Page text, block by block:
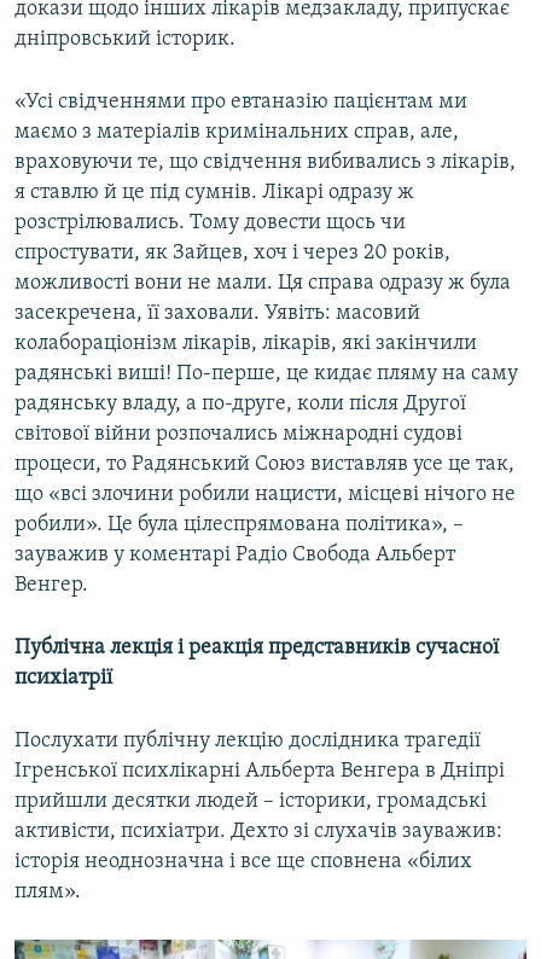
докази щодо інших лікарів медзакладу, припускає
дніпровський історик.
«Усі свідченнями про евтаназію пацієнтам ми
маємо з матеріалів кримінальних справ, але,
враховуючи те, що свідчення вибивались з лікарів,
я ставлю й це під сумнів. Лікарі одразу ж
розстрілювались. Тому довести щось чи
спростувати, як Зайцев, хоч і через 20 років,
можливості вони не мали. Ця справа одразу ж була
засекречена, її заховали. Уявіть: масовий
колабораціонізм лікарів, лікарів, які закінчили
радянські виші! По-перше, це кидає пляму на саму
радянську владу, а по-друге, коли після Другої
світової війни розпочались міжнародні судові
процеси, то Радянський Союз виставляв усе це так,
що «всі злочини робили нацисти, місцеві нічого не
робили». Це була цілеспрямована політика», –
зауважив у коментарі Радіо Свобода Альберт
Венгер.
Публічна лекція і реакція представників сучасної
психіатрії
Послухати публічну лекцію дослідника трагедії
Ігренської психлікарні Альберта Венгера в Дніпрі
прийшли десятки людей – історики, громадські
активісти, психіатри. Дехто зі слухачів зауважив:
історія неоднозначна і все ще сповнена «білих
плям».